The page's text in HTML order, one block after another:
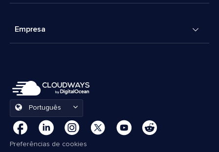
Empresa
Português
Preferências de cookies